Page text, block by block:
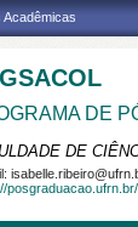
Acadêmicas
DE
DE